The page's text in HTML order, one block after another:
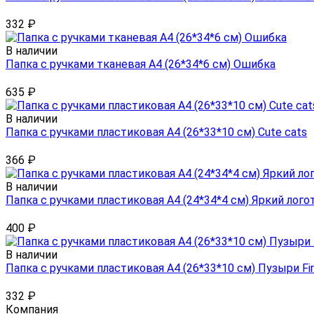
332 ₽
В наличии
Папка с ручками тканевая А4 (26*34*6 см) Ошибка
635 ₽
В наличии
Папка с ручками пластиковая А4 (26*33*10 см) Cute cats
366 ₽
В наличии
Папка с ручками пластиковая А4 (24*34*4 см) Яркий
400 ₽
В наличии
Папка с ручками пластиковая А4 (26*33*10 см) Пузыри
332 ₽
Компания